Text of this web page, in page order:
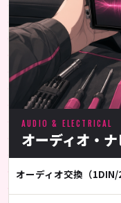
AUDIO & ELECTRICAL
オーディオ・
オーディオ交換（1DIN/